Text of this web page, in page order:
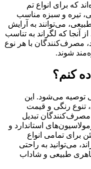
که برای انواع تم
تیره و سبزه مناسب
می‌توانند به آرایش
که لگراند به تناسب
مصرف‌کنندگان با هر نوع
شوند.
کنم؟
توصیه می‌شود. این
تنوع رنگی و قیمت
مصرف‌کنندگان تبدیل
استاندارد و
برای تمامی انواع
می‌توانید به راحتی
طبیعی و شاداب